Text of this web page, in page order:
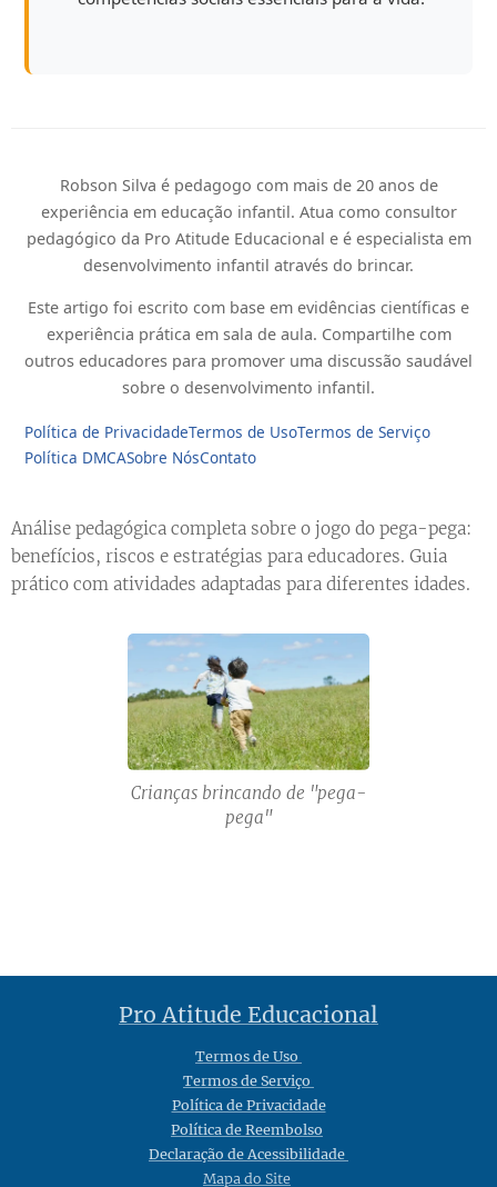
Robson Silva é pedagogo com mais de 20 anos de
experiência em educação infantil. Atua como consultor
pedagógico da Pro Atitude Educacional e é especialista em
desenvolvimento infantil através do brincar.
Este artigo foi escrito com base em evidências científicas e
experiência prática em sala de aula. Compartilhe com
outros educadores para promover uma discussão saudável
sobre o desenvolvimento infantil.
Política de PrivacidadeTermos de UsoTermos de Serviço
Política DMCASobre NósContato
Análise pedagógica completa sobre o jogo do pega-pega:
benefícios, riscos e estratégias para educadores. Guia
prático com atividades adaptadas para diferentes idades.
Crianças brincando de "pega-
pega"
Pro Atitude Educacional
Termos de Uso
Termos de Serviço
Política de Privacidade
Política de Reembolso
Declaração de Acessibilidade
Mapa do Site